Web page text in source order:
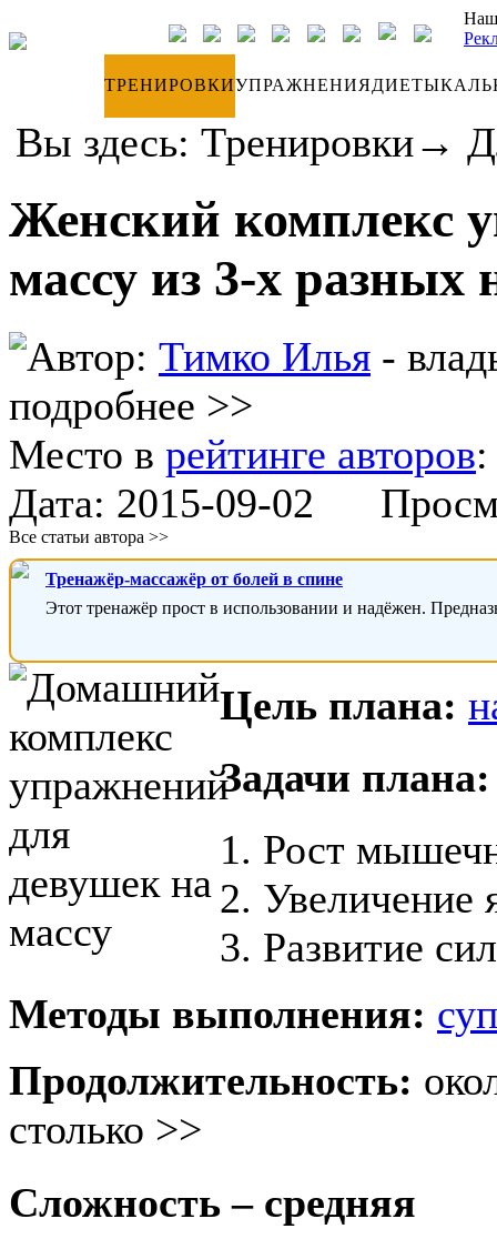
ТРЕНИРОВКИУПРАЖНЕНИЯДИЕТЫ
Вы здесь: Тренировки→
Женский комплекс
массу из 3-х разных
Автор: Тимко Илья -
подробнее >>
Место в рейтинге авторов
Дата: 2015-09-02
Все статьи автора >>
Тренажёр-массажёр от болей в спине
Этот тренажёр прост в использовании и надёжен.
Цель плана:
Задачи плана:
1. Рост
2. Увеличение
3. Развитие
Методы выполнения:
Продолжительность:
столько >>
Сложность – средняя